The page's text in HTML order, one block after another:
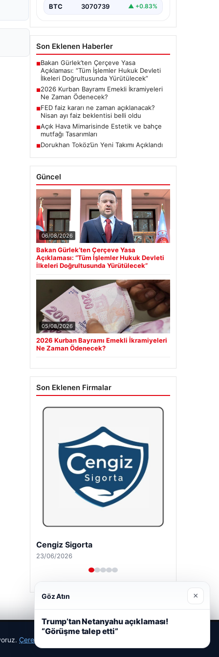
BTC 3070739 ▲ +0.83%
Son Eklenen Haberler
■Bakan Gürlek’ten Çerçeve Yasa
Açıklaması: “Tüm İşlemler Hukuk Devleti
İlkeleri Doğrultusunda Yürütülecek”
■2026 Kurban Bayramı Emekli İkramiyeleri
Ne Zaman Ödenecek?
■FED faiz kararı ne zaman açıklanacak?
Nisan ayı faiz beklentisi belli oldu
■Açık Hava Mimarisinde Estetik ve bahçe
mutfağı Tasarımları
■Dorukhan Toköz’ün Yeni Takımı Açıklandı
Güncel
06/08/2026
Bakan Gürlek’ten Çerçeve Yasa
Açıklaması: “Tüm İşlemler Hukuk Devleti
İlkeleri Doğrultusunda Yürütülecek”
05/08/2026
2026 Kurban Bayramı Emekli İkramiyeleri
Ne Zaman Ödenecek?
Son Eklenen Firmalar
Cengiz Sigorta
23/06/2026
Çerez Politikamız
Göz Atın ×
Trump’tan Netanyahu açıklaması!
“Görüşme talep etti”